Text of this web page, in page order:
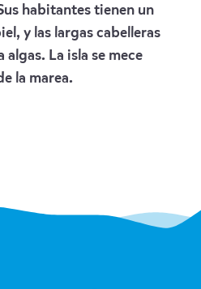
habitantes tienen un
y las largas cabelleras
algas. La isla se mece
la marea.